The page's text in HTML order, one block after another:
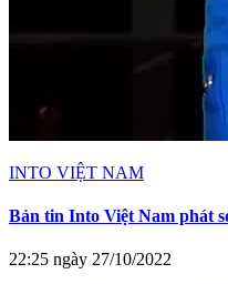
INTO VIỆT NAM
Bản tin Into Việt Nam phát
22:25 ngày 27/10/2022